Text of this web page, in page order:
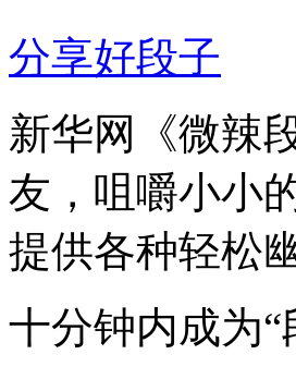
分享好段子
新华网《微辣
友，咀嚼小小
提供各种轻松
十分钟内成为“